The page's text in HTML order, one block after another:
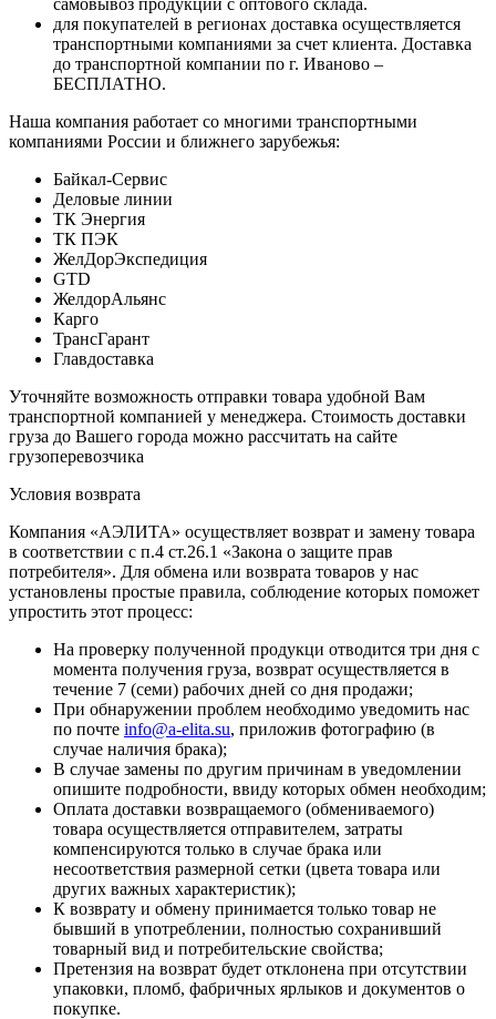
для покупателей в регионах доставка осуществляется
транспортными компаниями за счет клиента. Доставка
до транспортной компании по г. Иваново –
БЕСПЛАТНО.
Наша компания работает со многими транспортными
компаниями России и ближнего зарубежья:
Байкал-Сервис
Деловые линии
ТК Энергия
ТК ПЭК
ЖелДорЭкспедиция
GTD
ЖелдорАльянс
Карго
ТрансГарант
Главдоставка
Уточняйте возможность отправки товара удобной Вам
транспортной компанией у менеджера. Стоимость доставки
груза до Вашего города можно рассчитать на сайте
грузоперевозчика
Условия возврата
Компания «АЭЛИТА» осуществляет возврат и замену товара
в соответствии с п.4 ст.26.1 «Закона о защите прав
потребителя». Для обмена или возврата товаров у нас
установлены простые правила, соблюдение которых поможет
упростить этот процесс:
На проверку полученной продукци отводится три дня с
момента получения груза, возврат осуществляется в
течение 7 (семи) рабочих дней со дня продажи;
При обнаружении проблем необходимо уведомить нас
по почте info@a-elita.su, приложив фотографию (в
случае наличия брака);
В случае замены по другим причинам в уведомлении
опишите подробности, ввиду которых обмен необходим;
Оплата доставки возвращаемого (обмениваемого)
товара осуществляется отправителем, затраты
компенсируются только в случае брака или
несоответствия размерной сетки (цвета товара или
других важных характеристик);
К возврату и обмену принимается только товар не
бывший в употреблении, полностью сохранивший
товарный вид и потребительские свойства;
Претензия на возврат будет отклонена при отсутствии
упаковки, пломб, фабричных ярлыков и документов о
покупке.